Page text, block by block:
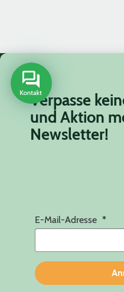
Verpasse
und Aktion
Newsletter!
E-Mail-Adresse